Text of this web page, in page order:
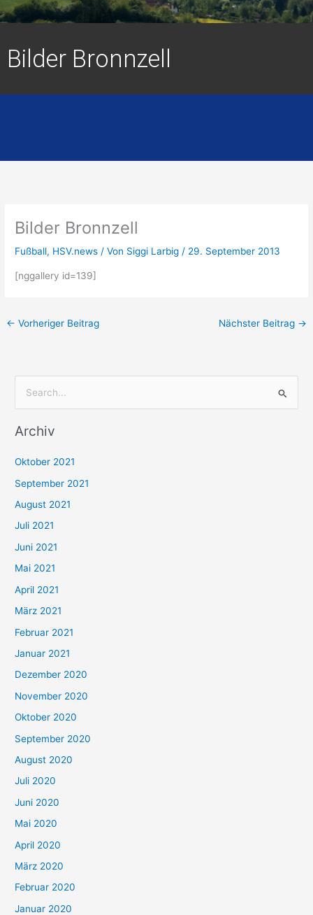
Bilder Bronnzell
Bilder Bronnzell
Fußball, HSV.news / Von Siggi Larbig/ 29. September 2013
[nggallery id=139]
← Vorheriger Beitrag Nächster Beitrag →
c
n
n
a
c
h
:
Archiv
Oktober 2021
September 2021
August 2021
Juli 2021
Juni 2021
Mai 2021
April 2021
März 2021
Februar 2021
Januar 2021
Dezember 2020
November 2020
Oktober 2020
September 2020
August 2020
Juli 2020
Juni 2020
Mai 2020
April 2020
März 2020
Februar 2020
Januar 2020